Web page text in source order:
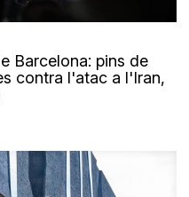
Barcelona: pins de
contra l'atac a l'Iran,